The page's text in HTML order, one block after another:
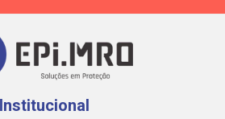
Institucional